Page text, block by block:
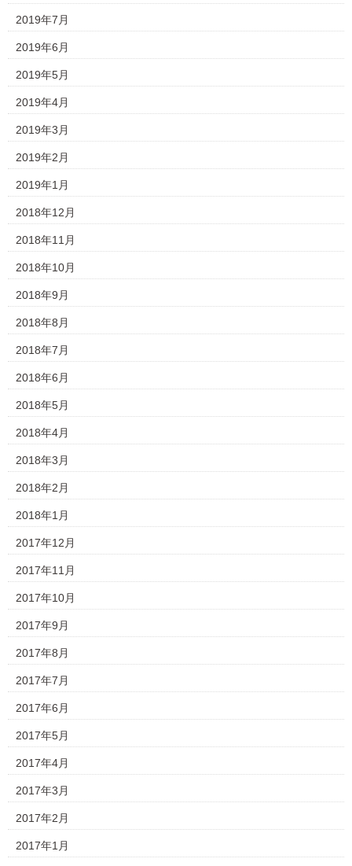
2019年7月
2019年6月
2019年5月
2019年4月
2019年3月
2019年2月
2019年1月
2018年12月
2018年11月
2018年10月
2018年9月
2018年8月
2018年7月
2018年6月
2018年5月
2018年4月
2018年3月
2018年2月
2018年1月
2017年12月
2017年11月
2017年10月
2017年9月
2017年8月
2017年7月
2017年6月
2017年5月
2017年4月
2017年3月
2017年2月
2017年1月